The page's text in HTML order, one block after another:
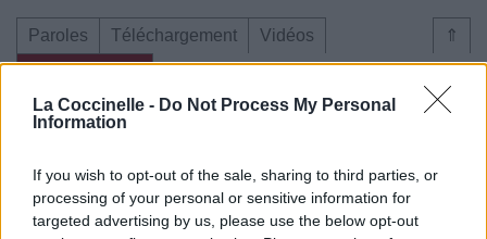
La Coccinelle - Do Not Process My Personal
Information
If you wish to opt-out of the sale, sharing to third parties, or
processing of your personal or sensitive information for
targeted advertising by us, please use the below opt-out
⇑
Paroles Téléchargement
Vidéos
Commentaires